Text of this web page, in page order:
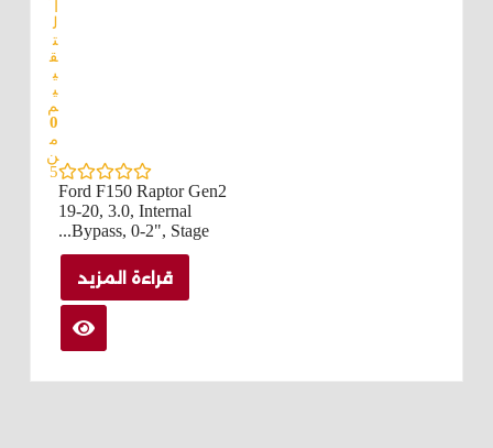
ل
ت
ق
ي
ي
م
0
م
ن
5
Ford F150 Raptor Gen2
19-20, 3.0, Internal
Bypass, 0-2", Stage...
قراءة المزيد